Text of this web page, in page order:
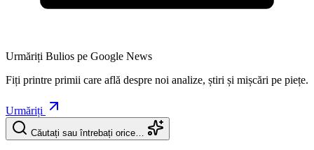
Urmăriți Bulios pe Google News
Fiți printre primii care află despre noi analize, știri și mișcări pe piețe.
Urmăriți
Căutați sau întrebați orice…